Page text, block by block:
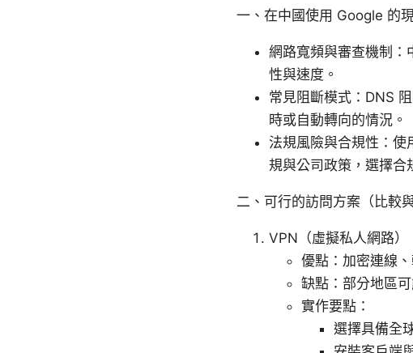
一、在中國使用 Google 的
網路寬頻與審查機制：
性與速度。
常見阻斷模式：DNS
時或自動轉向的情況。
法規風險與合規性：
規與公司政策，選擇合
二、可行的訪問方案（比較與
VPN（虛擬私人網路）
優點：加密連線
缺點：部分地區
實作要點：
選擇具備全